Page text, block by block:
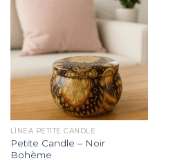
LÍNEA PETITE CANDLE
Petite Candle – Noir
Bohème